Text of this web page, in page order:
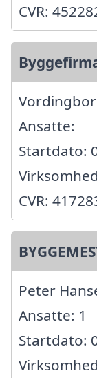
CVR:
Ansatte:
Startdato:
CVR:
Peter
Ansatte: 1
Startdato: